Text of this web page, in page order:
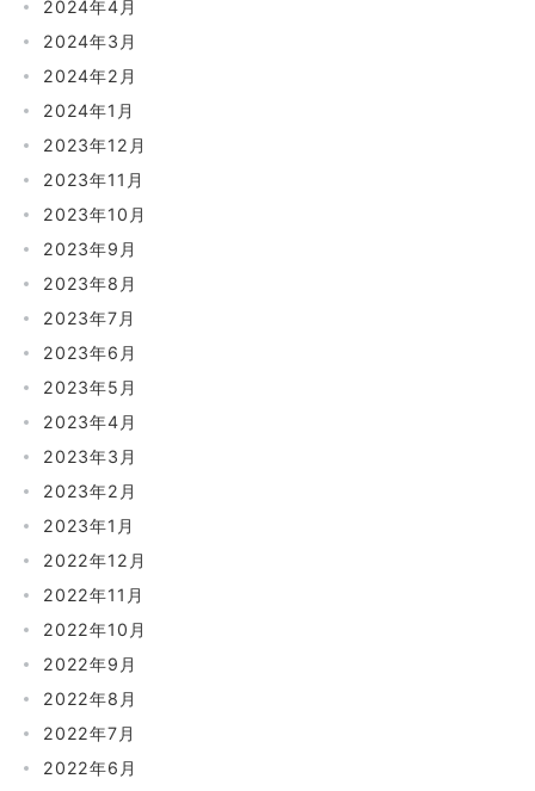
2024年4月
2024年3月
2024年2月
2024年1月
2023年12月
2023年11月
2023年10月
2023年9月
2023年8月
2023年7月
2023年6月
2023年5月
2023年4月
2023年3月
2023年2月
2023年1月
2022年12月
2022年11月
2022年10月
2022年9月
2022年8月
2022年7月
2022年6月